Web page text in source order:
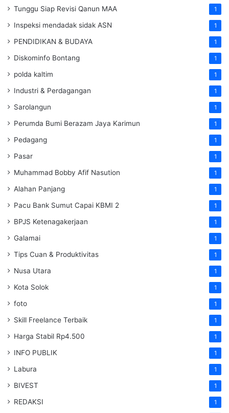
Tunggu Siap Revisi Qanun MAA 1
Inspeksi mendadak sidak ASN 1
PENDIDIKAN & BUDAYA 1
Diskominfo Bontang 1
polda kaltim 1
Industri & Perdagangan 1
Sarolangun 1
Perumda Bumi Berazam Jaya Karimun 1
Pedagang 1
Pasar 1
Muhammad Bobby Afif Nasution 1
Alahan Panjang 1
Pacu Bank Sumut Capai KBMI 2 1
BPJS Ketenagakerjaan 1
Galamai 1
Tips Cuan & Produktivitas 1
Nusa Utara 1
Kota Solok 1
foto 1
Skill Freelance Terbaik 1
Harga Stabil Rp4.500 1
INFO PUBLIK 1
Labura 1
BIVEST 1
REDAKSI 1